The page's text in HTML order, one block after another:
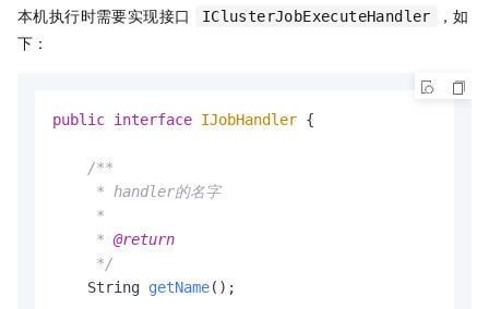
本机执行时需要实现接口 IClusterJobExecuteHandler
，如
下：
public interface IJobHandler {
/**
     * handler的名字
     *
     *
@return
     */
    String
getName() ;